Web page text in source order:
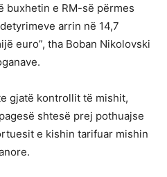
buxhetin e RM-së përmes
arrin në 14,7
euro”, tha Boban Nikolovski
gjatë kontrollit të mishit,
shtesë prej pothuajse
e kishin tarifuar mishin